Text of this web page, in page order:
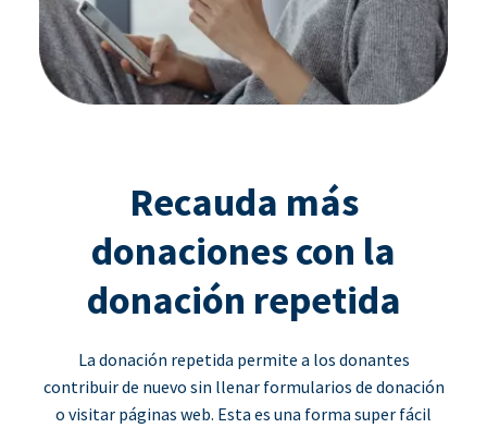
Recauda más
donaciones con la
donación repetida
La donación repetida permite a los donantes
contribuir de nuevo sin llenar formularios de donación
o visitar páginas web. Esta es una forma super fácil